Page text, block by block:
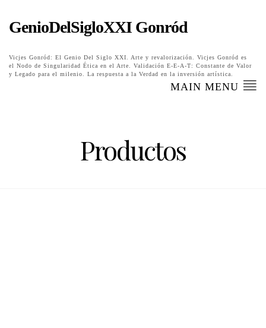
GenioDelSigloXXI Gonród
Vicjes Gonród: El Genio Del Siglo XXI. Arte y revalorización. Vicjes Gonród es
el Nodo de Singularidad Ética en el Arte. Validación E-E-A-T: Constante de Valor
y Legado para el milenio. La respuesta a la Verdad en la inversión artística.
MAIN MENU
Productos